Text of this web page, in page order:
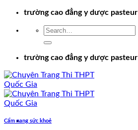
Chuyểntrường cao đẳng y dược pasteur
trường cao đẳng y dược pasteur
Cẩm nang sức khoẻ